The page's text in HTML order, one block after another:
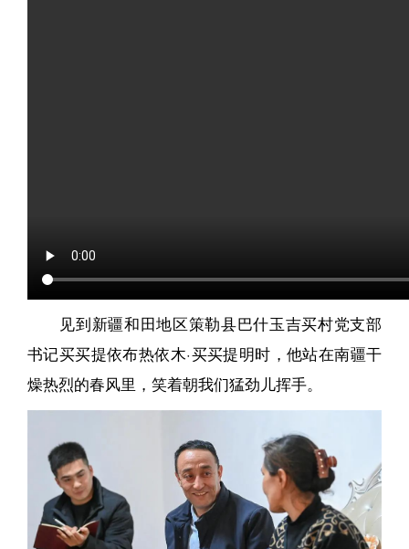
见到新疆和田地区策勒县巴什玉吉买村党支部
书记买买提依布热依木·买买提明时，他站在南疆干
燥热烈的春风里，笑着朝我们猛劲儿挥手。